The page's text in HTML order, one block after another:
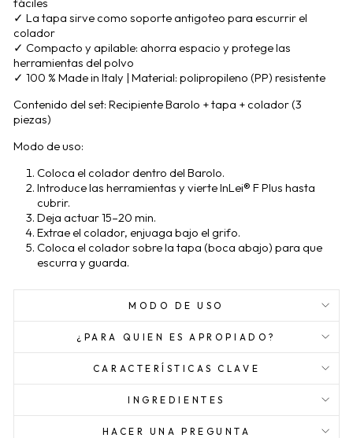
✓ La tapa sirve como soporte antigoteo para escurrir el
colador
✓ Compacto y apilable: ahorra espacio y protege las
herramientas del polvo
✓ 100 % Made in Italy | Material: polipropileno (PP) resistente
Contenido del set: Recipiente Barolo + tapa + colador (3
piezas)
Modo de uso:
Coloca el colador dentro del Barolo.
Introduce las herramientas y vierte InLei® F Plus hasta
cubrir.
Deja actuar 15–20 min.
Extrae el colador, enjuaga bajo el grifo.
Coloca el colador sobre la tapa (boca abajo) para que
escurra y guarda.
MODO DE USO
¿PARA QUIEN ES APROPIADO?
CARACTERÍSTICAS CLAVE
INGREDIENTES
HACER UNA PREGUNTA